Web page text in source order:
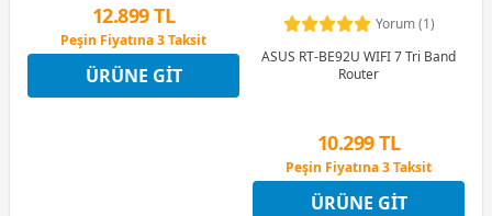
12.899 TL
Peşin Fiyatına 3 Taksit
12 Ay x 1.517 TL taksitle
Peşin Fiyatına 3 Taksit
ÜRÜNE GIT
Yorum (1)
ASUS RT-BE92U WIFI 7 Tri Band
Router
10.299 TL
Peşin Fiyatına 3 Taksit
12 Ay x 1.212 TL taksitle
Peşin Fiyatına 3 Taksit
ÜRÜNE GIT